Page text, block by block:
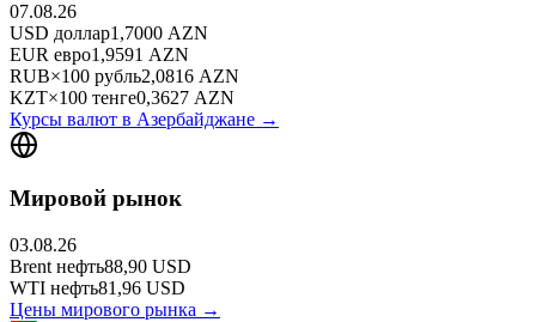
07.08.26
USD доллар1,7000 AZN
EUR евро1,9591 AZN
RUB×100 рубль2,0816 AZN
KZT×100 тенге0,3627 AZN
Курсы валют в Азербайджане →
Мировой рынок
03.08.26
Brent нефть88,90 USD
WTI нефть81,96 USD
Цены мирового рынка →